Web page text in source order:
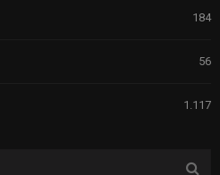
184
56
1.117